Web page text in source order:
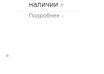
наличии »
Подробнее